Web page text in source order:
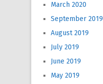
March 2020
September 2019
August 2019
July 2019
June 2019
May 2019